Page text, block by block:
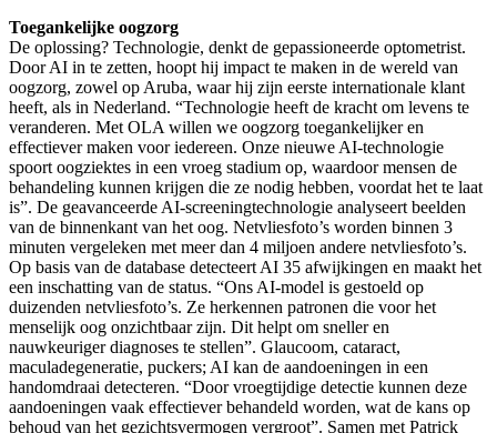
Toegankelijke oogzorg
De oplossing? Technologie, denkt de gepassioneerde optometrist.
Door AI in te zetten, hoopt hij impact te maken in de wereld van
oogzorg, zowel op Aruba, waar hij zijn eerste internationale klant
heeft, als in Nederland. “Technologie heeft de kracht om levens te
veranderen. Met OLA willen we oogzorg toegankelijker en
effectiever maken voor iedereen. Onze nieuwe AI-technologie
spoort oogziektes in een vroeg stadium op, waardoor mensen de
behandeling kunnen krijgen die ze nodig hebben, voordat het te laat
is”. De geavanceerde AI-screeningtechnologie analyseert beelden
van de binnenkant van het oog. Netvliesfoto’s worden binnen 3
minuten vergeleken met meer dan 4 miljoen andere netvliesfoto’s.
Op basis van de database detecteert AI 35 afwijkingen en maakt het
een inschatting van de status. “Ons AI-model is gestoeld op
duizenden netvliesfoto’s. Ze herkennen patronen die voor het
menselijk oog onzichtbaar zijn. Dit helpt om sneller en
nauwkeuriger diagnoses te stellen”. Glaucoom, cataract,
maculadegeneratie, puckers; AI kan de aandoeningen in een
handomdraai detecteren. “Door vroegtijdige detectie kunnen deze
aandoeningen vaak effectiever behandeld worden, wat de kans op
behoud van het gezichtsvermogen vergroot”. Samen met Patrick